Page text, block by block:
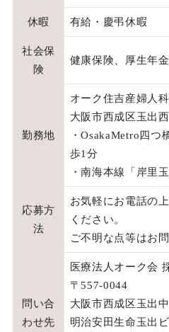
休暇 有給・慶弔休暇
社会保
険
健康保険、厚生年
勤務地
オーク住吉産婦人科
大阪市西成区玉出
・OsakaMetro四つ
歩1分
・南海本線「岸里
応募方
法
お気軽にお電話の
ください。
ご不明な点等はお
問い合
わせ先
医療法人オーク会
〒557-0044
大阪市西成区玉出
明治安田生命玉出